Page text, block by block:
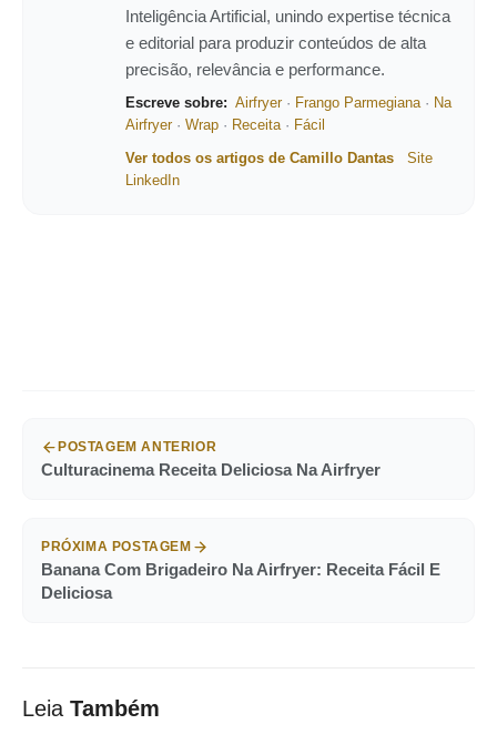
Inteligência Artificial, unindo expertise técnica
e editorial para produzir conteúdos de alta
precisão, relevância e performance.
Escreve sobre: Airfryer· Frango Parmegiana· Na
Airfryer· Wrap · Receita· Fácil
Ver todos os artigos de Camillo Dantas
Site
LinkedIn
POSTAGEM ANTERIOR
Culturacinema Receita Deliciosa Na Airfryer
PRÓXIMA POSTAGEM
Banana Com Brigadeiro Na Airfryer: Receita Fácil E
Deliciosa
Leia Também